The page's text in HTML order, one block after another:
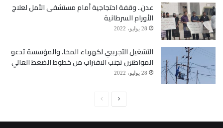
عدن.. وقفة احتجاجية أمام مستشفى الأمل لعلاج
الأورام السرطانية
28 يوليو، 2022
التشغيل التجريبي لكهرباء المخا، والمؤسسة تدعو
المواطنين تجنب الاقتراب من خطوط الضغط العالي
28 يوليو، 2022
الصفحةالصفحة